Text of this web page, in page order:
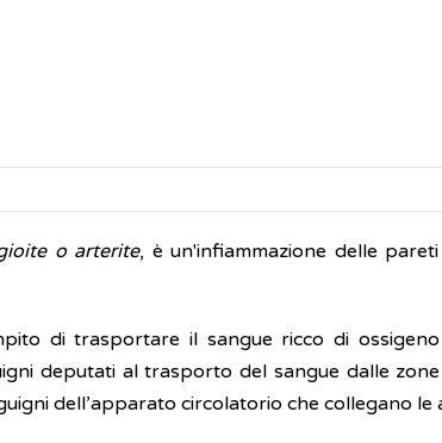
o arterite, è un'infiammazione delle
di trasportare il sangue ricco di
deputati al trasporto del sangue dalle
dell’apparato circolatorio che collegano le